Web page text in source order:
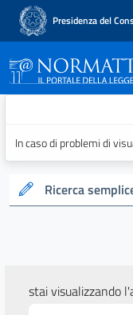
Presidenza del
In caso di problemi di
Ricerca
stai visualizzando